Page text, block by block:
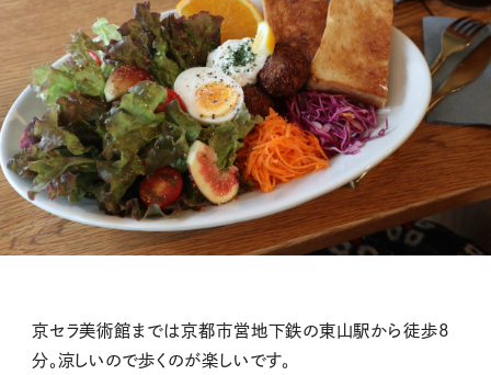
京セラ美術館までは京都市営地下鉄の東山駅から徒歩8
分。涼しいので歩くのが楽しいです。